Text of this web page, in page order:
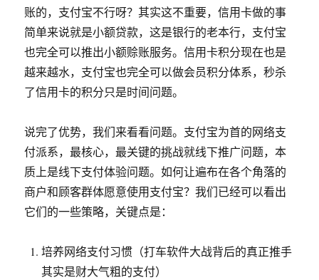
账的，支付宝不行呀？其实这不重要，信用卡做的事
简单来说就是小额贷款，这是银行的老本行，支付宝
也完全可以推出小额赊账服务。信用卡积分现在也是
越来越水，支付宝也完全可以做会员积分体系，秒杀
了信用卡的积分只是时间问题。
说完了优势，我们来看看问题。支付宝为首的网络支
付派系，最核心，最关键的挑战就线下推广问题，本
质上是线下支付体验问题。如何让遍布在各个角落的
商户和顾客群体愿意使用支付宝？我们已经可以看出
它们的一些策略，关键点是：
培养网络支付习惯（打车软件大战背后的真正推手
其实是财大气粗的支付）